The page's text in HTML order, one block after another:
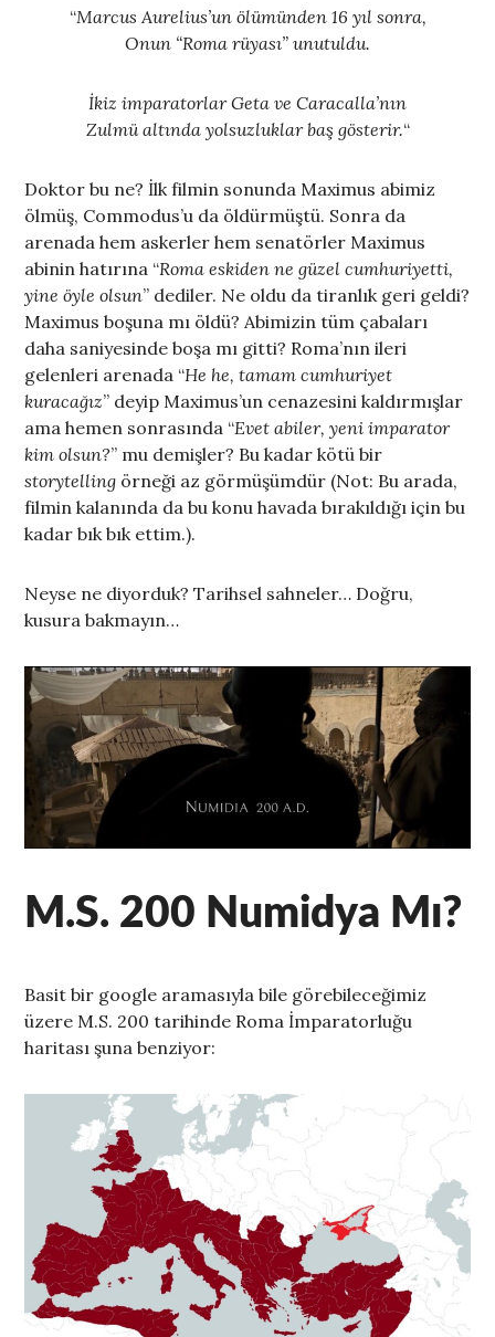
“Marcus Aurelius’un ölümünden 16 yıl sonra,
Onun “Roma rüyası” unutuldu.
İkiz imparatorlar Geta ve Caracalla’nın
Zulmü altında yolsuzluklar baş gösterir.“
Doktor bu ne? İlk filmin sonunda Maximus abimiz
ölmüş, Commodus’u da öldürmüştü. Sonra da
arenada hem askerler hem senatörler Maximus
abinin hatırına “Roma eskiden ne güzel cumhuriyetti,
yine öyle olsun” dediler. Ne oldu da tiranlık geri geldi?
Maximus boşuna mı öldü? Abimizin tüm çabaları
daha saniyesinde boşa mı gitti? Roma’nın ileri
gelenleri arenada “He he, tamam cumhuriyet
kuracağız” deyip Maximus’un cenazesini kaldırmışlar
ama hemen sonrasında “Evet abiler, yeni imparator
kim olsun?” mu demişler? Bu kadar kötü bir
storytelling örneği az görmüşümdür (Not: Bu arada,
filmin kalanında da bu konu havada bırakıldığı için bu
kadar bık bık ettim.).
Neyse ne diyorduk? Tarihsel sahneler… Doğru,
kusura bakmayın…
M.S. 200 Numidya Mı?
Basit bir google aramasıyla bile görebileceğimiz
üzere M.S. 200 tarihinde Roma İmparatorluğu
haritası şuna benziyor: